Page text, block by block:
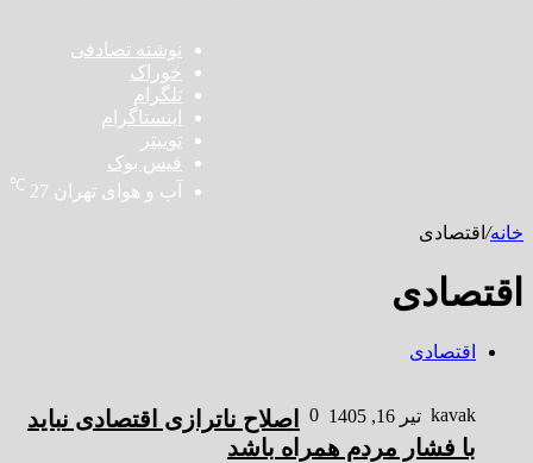
نوشته تصادفی
خوراک
تلگرام
اینستاگرام
توییتر
فیس بوک
آب و هوای تهران 27
℃
خانه/ اقتصادی
اقتصادی
اقتصادی
kavak تیر 16, 1405 0
اصلاح ناترازی اقتصادی نباید
با فشار مردم همراه باشد